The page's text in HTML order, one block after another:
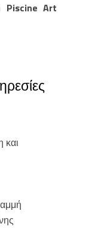
Piscine Art
και